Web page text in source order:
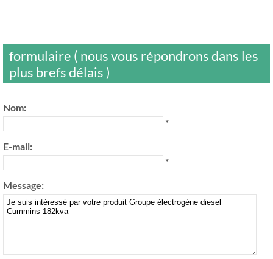
formulaire ( nous vous répondrons dans les
plus brefs délais )
Nom:
*
E-mail:
*
Message: